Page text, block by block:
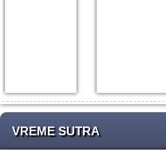
VREME SUTRA